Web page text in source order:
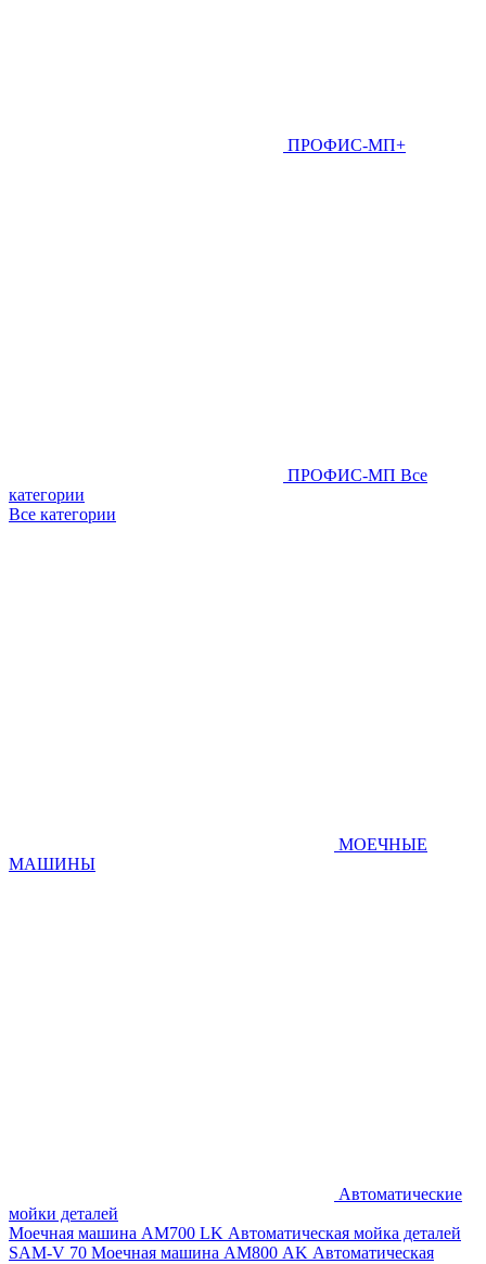
ПРОФИС-МП+
ПРОФИС-МП Все
категории
Все категории
МОЕЧНЫЕ
МАШИНЫ
Автоматические
мойки деталей
Моечная машина AM700 LK Автоматическая мойка деталей
SAM-V 70 Моечная машина АМ800 AK Автоматическая